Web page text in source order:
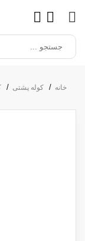
خانه کوله پشتی